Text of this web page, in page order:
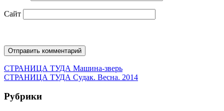
Сайт
Навигация
по
записям
СТРАНИЦА ТУДА Предыдущая
запись:
Машина-зверь
СТРАНИЦА ТУДА Следующая
Судак. Весна. 2014
Рубрики